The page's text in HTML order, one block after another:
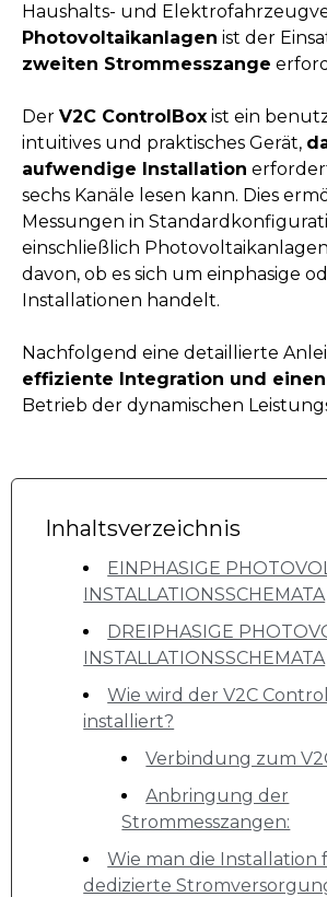
Haushalts- und
Photovoltaikanlagen ist der
zweiten Strommesszange
Der V2C ControlBox ist ein
intuitives und praktisches Gerät,
aufwendige Installation
sechs Kanäle lesen kann. Dies
Messungen in
einschließlich
davon, ob es sich um einphasige
Installationen handelt.
Nachfolgend eine detaillierte
effiziente Integration und
Betrieb der dynamischen
Inhaltsverzeichnis
EINPHASIGE
INSTALLATIONSSCHEMATA
DREIPHASIGE
INSTALLATIONSSCHEMATA
Wie wird der V2C
installiert?
Verbindung zum
Anbringung der
Strommesszangen:
Wie man die Installation
dedizierte